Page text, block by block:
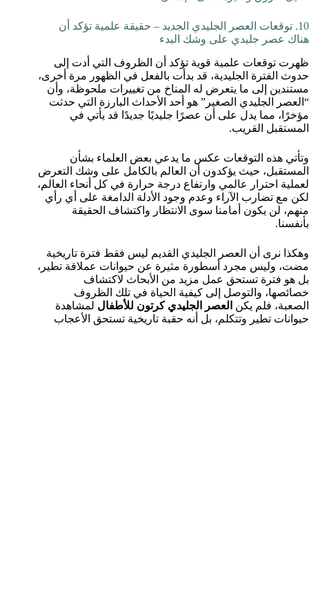
10. توقعات العصر الجليدي الجديد – حقيقة علمية تؤكد أن
هناك عصر جليدي على وشك البدء
ظهرت توقعات علمية قوية تؤكد أن الظروف التي أدت إلى
حدوث الفترة الجليدية، قد بدأت بالفعل في الظهور مرة أخرى،
مستندين إلى ما يتعرض له المناخ من تغييرات ملحوظة، وأن
“العصر الجليدي الصغير” هو أحد الأحداث البارزة التي حدثت
مؤخرًا، مما يدل على أن عصرًا جليديًا جديدًا قد يأتي في
المستقبل القريب.
وتأتي هذه التوقعات عكس ما يدعي بعض العلماء بشأن
المستقبل، حيث يؤكدون أن العالم بالكامل على وشك التعرض
لعملية احترار عالمي وارتفاع درجة حرارة في كل أنحاء العالم،
لكن مع تضارب الآراء وعدم وجود الأدلة الدامغة على أي رأي
منهم، لن يكون أمامنا سوى الانتظار واكتشاف الحقيقة
بأنفسنا.
وهكذا نرى أن العصر الجليدي القديم ليس فقط فترة تاريخية
مضت، وليس مجرد أسطورة مثيرة عن حيوانات عملاقة تطير،
بل هو فترة تستحق عمل مزيد من الأبحاث لاكتشاف
خصائصها، والتوصل إلى كيفية الحياة في تلك الظروف
الصعبة، فلم يكن العصر الجليدي كرتون للأطفال لمشاهدة
حيوانات تطير وتتكلم، بل أنه حقبة تاريخية تستحق الأعجاب